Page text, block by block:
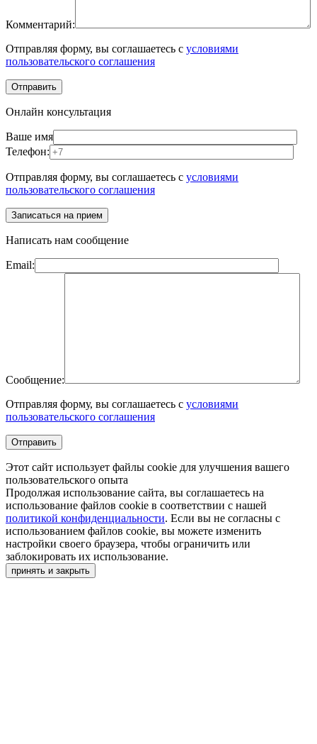
Комментарий:
Отправляя форму, вы соглашаетесь с условиями
пользовательского соглашения
Онлайн консультация
Ваше имя
Телефон:
Отправляя форму, вы соглашаетесь с условиями
пользовательского соглашения
Написать нам сообщение
Email:
Сообщение:
Отправляя форму, вы соглашаетесь с условиями
пользовательского соглашения
Этот сайт использует файлы cookie для улучшения вашего
пользовательского опыта
Продолжая использование сайта, вы соглашаетесь на
использование файлов cookie в соответствии с нашей
политикой конфиденциальности. Если вы не согласны с
использованием файлов cookie, вы можете изменить
настройки своего браузера, чтобы ограничить или
заблокировать их использование.
принять и закрыть